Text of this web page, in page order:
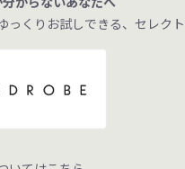
くりお試しできる、セレク